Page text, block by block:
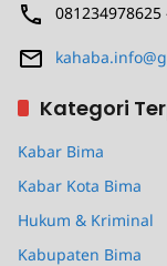
Kategori
Kabar Bima
Kabar Kota Bima
Hukum & Kriminal
Kabupaten Bima